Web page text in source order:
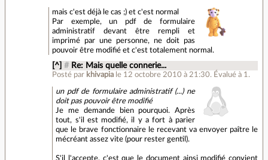
mais c'est déjà le cas ;) et c'est normal
Par exemple, un pdf de formulaire
administratif devant être rempli et
imprimé par une personne, ne doit pas
pouvoir être modifié et c'est totalement normal.
[^] # Re: Mais quelle connerie...
Posté par khivapia le 12 octobre 2010 à 21:30. Évalué à 1 .
un pdf de formulaire administratif (...) ne
doit pas pouvoir être modifié
Je me demande bien pourquoi. Après
tout, s'il est modifié, il y a fort à parier
que le brave fonctionnaire le recevant va envoyer paître le
mécréant assez vite (pour rester gentil).
S'il l'accepte, c'est que le document ainsi modifié convient